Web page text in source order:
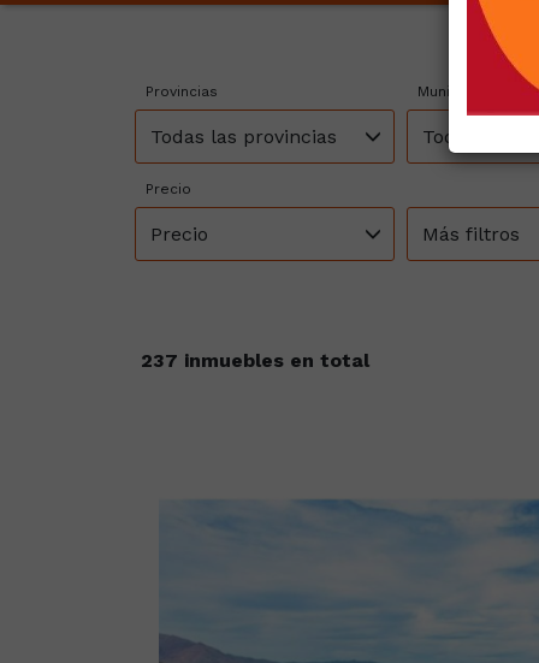
Provincias
Todas las provincias
Municipios
Todos los
Precio
Precio Más filtros
237 inmuebles en total